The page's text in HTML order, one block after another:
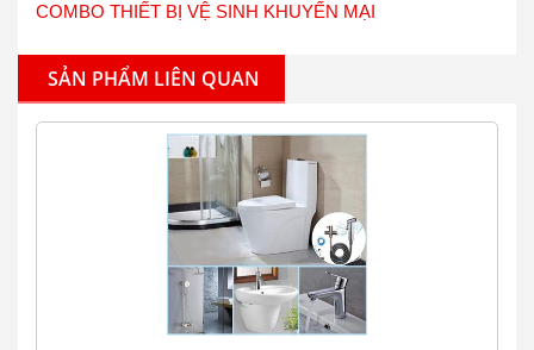
COMBO THIẾT BỊ VỆ SINH KHUYẾN MẠI
SẢN PHẨM LIÊN QUAN